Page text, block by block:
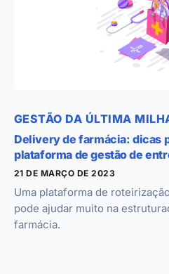
GESTÃO DA ÚLTIMA
Delivery de farmácia: dicas
plataforma de gestão de
21 DE MARÇO DE 2023
Uma plataforma de
pode ajudar muito na
farmácia.